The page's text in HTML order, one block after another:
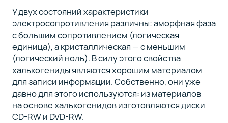
У двух состояний характеристики
электросопротивления различны: аморфная фаза
с большим сопротивлением (логическая
единица), а кристаллическая — с меньшим
(логический ноль). В силу этого свойства
халькогениды являются хорошим материалом
для записи информации. Собственно, они уже
давно для этого используются: из материалов
на основе халькогенидов изготовляются диски
CD-RW и DVD-RW.